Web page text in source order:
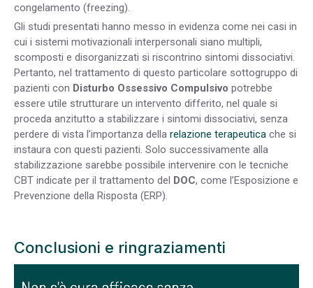
congelamento (freezing).
Gli studi presentati hanno messo in evidenza come nei casi in
cui i sistemi motivazionali interpersonali siano multipli,
scomposti e disorganizzati si riscontrino sintomi dissociativi.
Pertanto, nel trattamento di questo particolare sottogruppo di
pazienti con Disturbo Ossessivo Compulsivo potrebbe
essere utile strutturare un intervento differito, nel quale si
proceda anzitutto a stabilizzare i sintomi dissociativi, senza
perdere di vista l’importanza della relazione terapeutica che si
instaura con questi pazienti. Solo successivamente alla
stabilizzazione sarebbe possibile intervenire con le tecniche
CBT indicate per il trattamento del DOC, come l’Esposizione e
Prevenzione della Risposta (ERP).
Conclusioni e ringraziamenti